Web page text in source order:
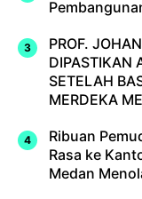
PROF.
DIPASTIKAN
SETELAH
MERDEKA
Ribuan
Rasa ke
Medan